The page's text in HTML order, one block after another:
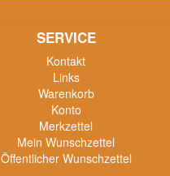
SERVICE
Kontakt
Links
Warenkorb
Konto
Merkzettel
Mein Wunschzettel
Öffentlicher Wunschzettel